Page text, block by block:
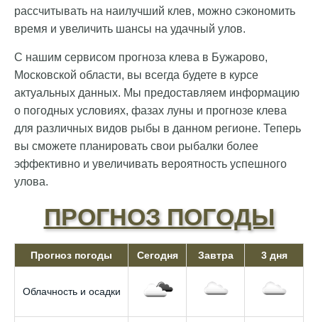
рассчитывать на наилучший клев, можно сэкономить
время и увеличить шансы на удачный улов.
С нашим сервисом прогноза клева в Бужарово,
Московской области, вы всегда будете в курсе
актуальных данных. Мы предоставляем информацию
о погодных условиях, фазах луны и прогнозе клева
для различных видов рыбы в данном регионе. Теперь
вы сможете планировать свои рыбалки более
эффективно и увеличивать вероятность успешного
улова.
ПРОГНОЗ ПОГОДЫ
Прогноз погоды Сегодня Завтра 3 дня
Облачность и осадки